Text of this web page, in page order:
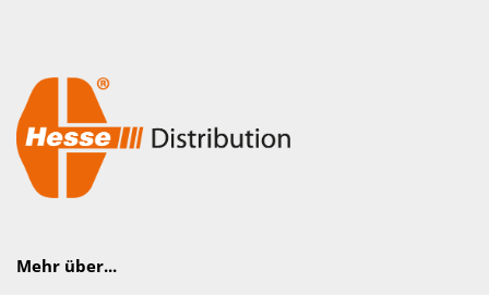
Mehr über...